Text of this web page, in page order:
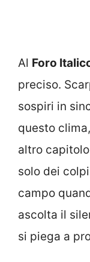
Al Foro
preciso.
sospiri in
questo clima,
altro
solo dei
campo
ascolta il
si piega a